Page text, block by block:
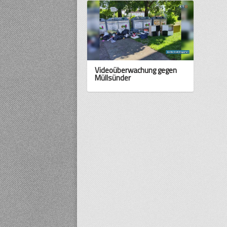
Videoüberwachung gegen
Müllsünder